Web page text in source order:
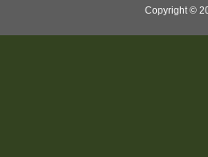
Copyright ©